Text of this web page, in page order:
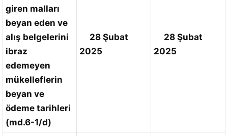
giren malları
beyan eden ve
alış belgelerini
ibraz
edemeyen
mükelleflerin
beyan ve
ödeme tarihleri
(md.6-1/d)
28 Şubat
2025
28 Şubat
2025